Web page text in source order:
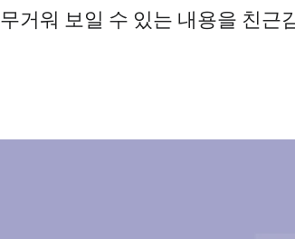
무거워 보일 수 있는 내용을 친근